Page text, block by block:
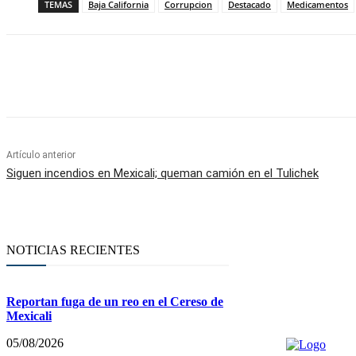
TEMAS Baja California Corrupcion Destacado Medicamentos
Artículo anterior
Siguen incendios en Mexicali; queman camión en el Tulichek
NOTICIAS RECIENTES
Reportan fuga de un reo en el Cereso de
Mexicali
05/08/2026